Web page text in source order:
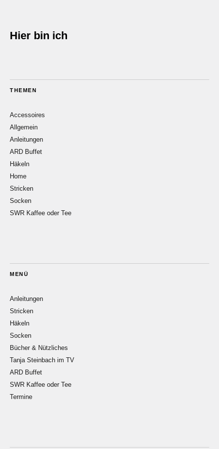
Hier bin ich
THEMEN
Accessoires
Allgemein
Anleitungen
ARD Buffet
Häkeln
Home
Stricken
Socken
SWR Kaffee oder Tee
MENÜ
Anleitungen
Stricken
Häkeln
Socken
Bücher & Nützliches
Tanja Steinbach im TV
ARD Buffet
SWR Kaffee oder Tee
Termine